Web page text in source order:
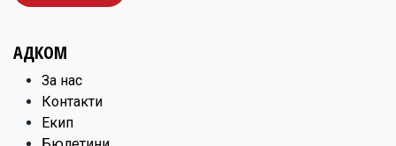
АДКОМ
​За нас
Контакти
Екип